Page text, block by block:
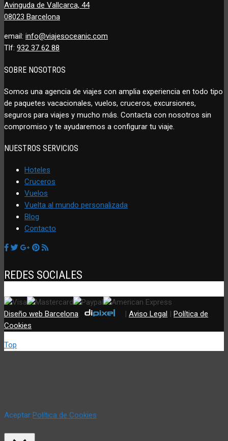
Avinguda de Vallcarca, 44
08023 Barcelona
email: info@viajesoceanic.com
Tlf: 932 37 62 88
SOBRE NOSOTROS
Somos una agencia de viajes con amplia experiencia en todo tipo
de paquetes vacacionales, vuelos, cruceros, excursiones,
seguros para viajes y mucho más. Contacta con nosotros sin
compromiso y te ayudaremos a configurar tu viaje.
NUESTROS SERVICIOS
Hoteles
Cruceros
Vuelos
Vuelta al mundo personalizada
Blog
Contacto
REDES SOCIALES
Diseño web Barcelona: | Aviso Legal | Política de
Cookies
Top
Aceptar Política de Cookies